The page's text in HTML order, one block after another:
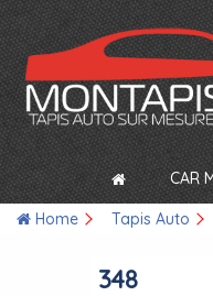
CAR
Home Tapis Auto
348